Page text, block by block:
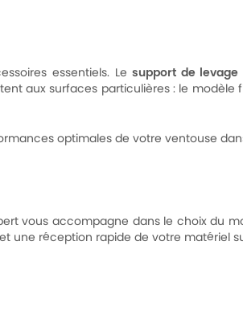
essentiels. Lesupport de levage
aux surfaces particulières : le modèle
optimales de votre ventouse
vous accompagne dans le choix du
une réception rapide de votre matériel